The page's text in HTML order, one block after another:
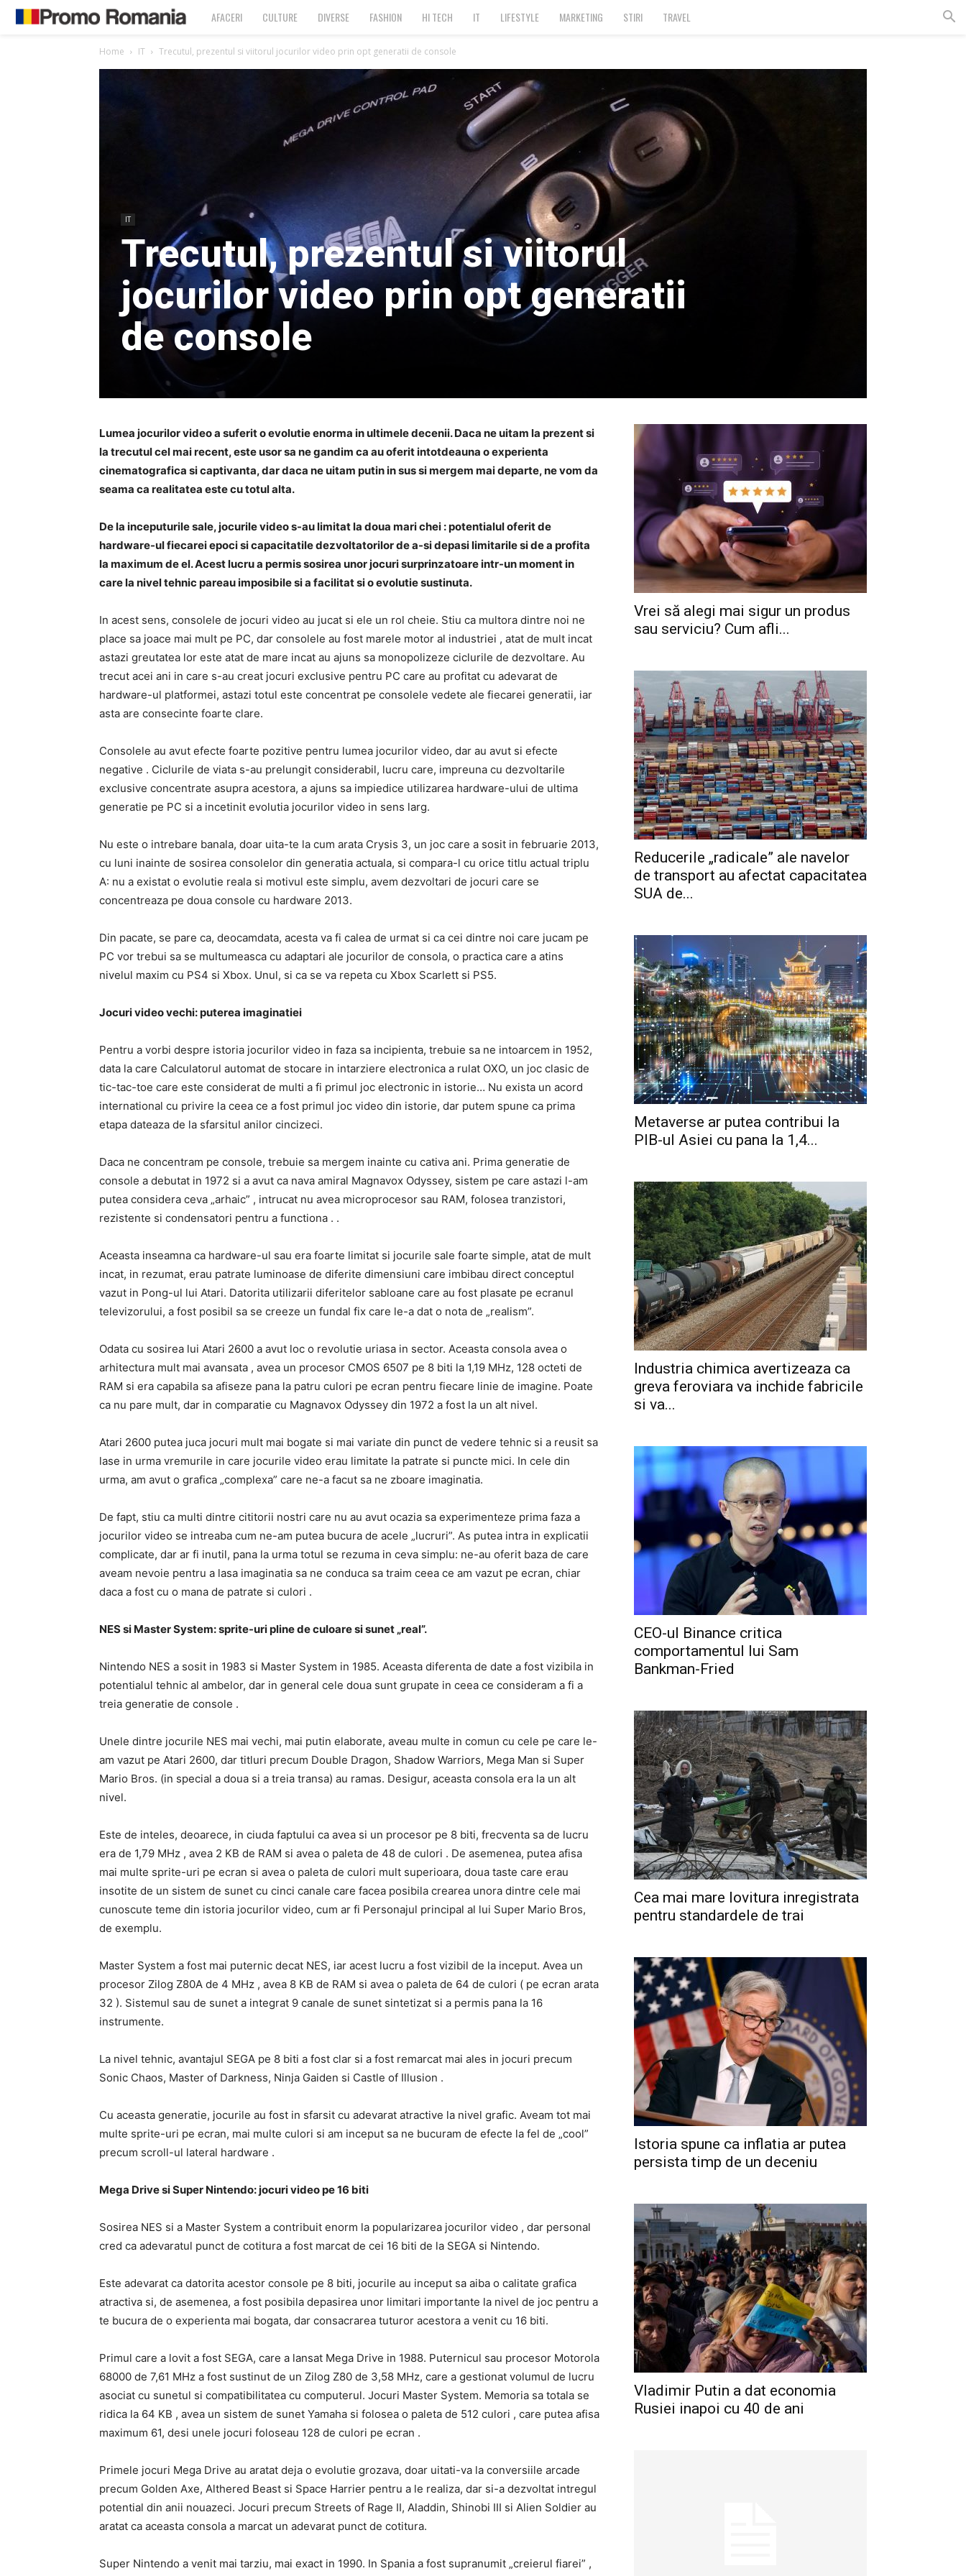
Promo
Romania
AFACERI CULTURE DIVERSE FASHION HI TECH IT LIFESTYLE MARKETING STIRI TRAVEL
Home IT Trecutul, prezentul si viitorul jocurilor video prin opt generatii de console
IT
Trecutul, prezentul si viitorul
jocurilor video prin opt generatii
de console
Lumea jocurilor video a suferit o evolutie enorma in ultimele decenii. Daca ne uitam la prezent si
la trecutul cel mai recent, este usor sa ne gandim ca au oferit intotdeauna o experienta
cinematografica si captivanta, dar daca ne uitam putin in sus si mergem mai departe, ne vom da
seama ca realitatea este cu totul alta.
De la inceputurile sale, jocurile video s-au limitat la doua mari chei : potentialul oferit de
hardware-ul fiecarei epoci si capacitatile dezvoltatorilor de a-si depasi limitarile si de a profita
la maximum de el. Acest lucru a permis sosirea unor jocuri surprinzatoare intr-un moment in
care la nivel tehnic pareau imposibile si a facilitat si o evolutie sustinuta.
In acest sens, consolele de jocuri video au jucat si ele un rol cheie. Stiu ca multora dintre noi ne
place sa joace mai mult pe PC, dar consolele au fost marele motor al industriei , atat de mult incat
astazi greutatea lor este atat de mare incat au ajuns sa monopolizeze ciclurile de dezvoltare. Au
trecut acei ani in care s-au creat jocuri exclusive pentru PC care au profitat cu adevarat de
hardware-ul platformei, astazi totul este concentrat pe consolele vedete ale fiecarei generatii, iar
asta are consecinte foarte clare.
Consolele au avut efecte foarte pozitive pentru lumea jocurilor video, dar au avut si efecte
negative . Ciclurile de viata s-au prelungit considerabil, lucru care, impreuna cu dezvoltarile
exclusive concentrate asupra acestora, a ajuns sa impiedice utilizarea hardware-ului de ultima
generatie pe PC si a incetinit evolutia jocurilor video in sens larg.
Nu este o intrebare banala, doar uita-te la cum arata Crysis 3, un joc care a sosit in februarie 2013,
cu luni inainte de sosirea consolelor din generatia actuala, si compara-l cu orice titlu actual triplu
A: nu a existat o evolutie reala si motivul este simplu, avem dezvoltari de jocuri care se
concentreaza pe doua console cu hardware 2013.
Din pacate, se pare ca, deocamdata, acesta va fi calea de urmat si ca cei dintre noi care jucam pe
PC vor trebui sa se multumeasca cu adaptari ale jocurilor de consola, o practica care a atins
nivelul maxim cu PS4 si Xbox. Unul, si ca se va repeta cu Xbox Scarlett si PS5.
Jocuri video vechi: puterea imaginatiei
Pentru a vorbi despre istoria jocurilor video in faza sa incipienta, trebuie sa ne intoarcem in 1952,
data la care Calculatorul automat de stocare in intarziere electronica a rulat OXO, un joc clasic de
tic-tac-toe care este considerat de multi a fi primul joc electronic in istorie… Nu exista un acord
international cu privire la ceea ce a fost primul joc video din istorie, dar putem spune ca prima
etapa dateaza de la sfarsitul anilor cincizeci.
Daca ne concentram pe console, trebuie sa mergem inainte cu cativa ani. Prima generatie de
console a debutat in 1972 si a avut ca nava amiral Magnavox Odyssey, sistem pe care astazi l-am
putea considera ceva „arhaic” , intrucat nu avea microprocesor sau RAM, folosea tranzistori,
rezistente si condensatori pentru a functiona . .
Aceasta inseamna ca hardware-ul sau era foarte limitat si jocurile sale foarte simple, atat de mult
incat, in rezumat, erau patrate luminoase de diferite dimensiuni care imbibau direct conceptul
vazut in Pong-ul lui Atari. Datorita utilizarii diferitelor sabloane care au fost plasate pe ecranul
televizorului, a fost posibil sa se creeze un fundal fix care le-a dat o nota de „realism”.
Odata cu sosirea lui Atari 2600 a avut loc o revolutie uriasa in sector. Aceasta consola avea o
arhitectura mult mai avansata , avea un procesor CMOS 6507 pe 8 biti la 1,19 MHz, 128 octeti de
RAM si era capabila sa afiseze pana la patru culori pe ecran pentru fiecare linie de imagine. Poate
ca nu pare mult, dar in comparatie cu Magnavox Odyssey din 1972 a fost la un alt nivel.
Atari 2600 putea juca jocuri mult mai bogate si mai variate din punct de vedere tehnic si a reusit sa
lase in urma vremurile in care jocurile video erau limitate la patrate si puncte mici. In cele din
urma, am avut o grafica „complexa” care ne-a facut sa ne zboare imaginatia.
De fapt, stiu ca multi dintre cititorii nostri care nu au avut ocazia sa experimenteze prima faza a
jocurilor video se intreaba cum ne-am putea bucura de acele „lucruri”. As putea intra in explicatii
complicate, dar ar fi inutil, pana la urma totul se rezuma in ceva simplu: ne-au oferit baza de care
aveam nevoie pentru a lasa imaginatia sa ne conduca sa traim ceea ce am vazut pe ecran, chiar
daca a fost cu o mana de patrate si culori .
NES si Master System: sprite-uri pline de culoare si sunet „real”.
Nintendo NES a sosit in 1983 si Master System in 1985. Aceasta diferenta de date a fost vizibila in
potentialul tehnic al ambelor, dar in general cele doua sunt grupate in ceea ce consideram a fi a
treia generatie de console .
Unele dintre jocurile NES mai vechi, mai putin elaborate, aveau multe in comun cu cele pe care le-
am vazut pe Atari 2600, dar titluri precum Double Dragon, Shadow Warriors, Mega Man si Super
Mario Bros. (in special a doua si a treia transa) au ramas. Desigur, aceasta consola era la un alt
nivel.
Este de inteles, deoarece, in ciuda faptului ca avea si un procesor pe 8 biti, frecventa sa de lucru
era de 1,79 MHz , avea 2 KB de RAM si avea o paleta de 48 de culori . De asemenea, putea afisa
mai multe sprite-uri pe ecran si avea o paleta de culori mult superioara, doua taste care erau
insotite de un sistem de sunet cu cinci canale care facea posibila crearea unora dintre cele mai
cunoscute teme din istoria jocurilor video, cum ar fi Personajul principal al lui Super Mario Bros,
de exemplu.
Master System a fost mai puternic decat NES, iar acest lucru a fost vizibil de la inceput. Avea un
procesor Zilog Z80A de 4 MHz , avea 8 KB de RAM si avea o paleta de 64 de culori ( pe ecran arata
32 ). Sistemul sau de sunet a integrat 9 canale de sunet sintetizat si a permis pana la 16
instrumente.
La nivel tehnic, avantajul SEGA pe 8 biti a fost clar si a fost remarcat mai ales in jocuri precum
Sonic Chaos, Master of Darkness, Ninja Gaiden si Castle of Illusion .
Cu aceasta generatie, jocurile au fost in sfarsit cu adevarat atractive la nivel grafic. Aveam tot mai
multe sprite-uri pe ecran, mai multe culori si am inceput sa ne bucuram de efecte la fel de „cool”
precum scroll-ul lateral hardware .
Mega Drive si Super Nintendo: jocuri video pe 16 biti
Sosirea NES si a Master System a contribuit enorm la popularizarea jocurilor video , dar personal
cred ca adevaratul punct de cotitura a fost marcat de cei 16 biti de la SEGA si Nintendo.
Este adevarat ca datorita acestor console pe 8 biti, jocurile au inceput sa aiba o calitate grafica
atractiva si, de asemenea, a fost posibila depasirea unor limitari importante la nivel de joc pentru a
te bucura de o experienta mai bogata, dar consacrarea tuturor acestora a venit cu 16 biti.
Primul care a lovit a fost SEGA, care a lansat Mega Drive in 1988. Puternicul sau procesor Motorola
68000 de 7,61 MHz a fost sustinut de un Zilog Z80 de 3,58 MHz, care a gestionat volumul de lucru
asociat cu sunetul si compatibilitatea cu computerul. Jocuri Master System. Memoria sa totala se
ridica la 64 KB , avea un sistem de sunet Yamaha si folosea o paleta de 512 culori , care putea afisa
maximum 61, desi unele jocuri foloseau 128 de culori pe ecran .
Primele jocuri Mega Drive au aratat deja o evolutie grozava, doar uitati-va la conversiile arcade
precum Golden Axe, Althered Beast si Space Harrier pentru a le realiza, dar si-a dezvoltat intregul
potential din anii nouazeci. Jocuri precum Streets of Rage II, Aladdin, Shinobi III si Alien Soldier au
aratat ca aceasta consola a marcat un adevarat punct de cotitura.
Super Nintendo a venit mai tarziu, mai exact in 1990. In Spania a fost supranumit „creierul fiarei” ,
Vrei să alegi mai sigur un produs
sau serviciu? Cum afli...
Reducerile „radicale” ale navelor
de transport au afectat capacitatea
SUA de...
Metaverse ar putea contribui la
PIB-ul Asiei cu pana la 1,4...
Industria chimica avertizeaza ca
greva feroviara va inchide fabricile
si va...
CEO-ul Binance critica
comportamentul lui Sam
Bankman-Fried
Cea mai mare lovitura inregistrata
pentru standardele de trai
Istoria spune ca inflatia ar putea
persista timp de un deceniu
Vladimir Putin a dat economia
Rusiei inapoi cu 40 de ani